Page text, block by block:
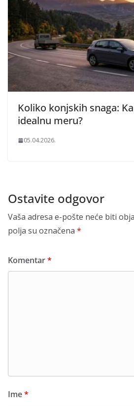
Koliko konjskih snaga:
idealnu meru?
05.04.2026.
Ostavite odgovor
Vaša adresa e-pošte neće biti
polja su označena *
Komentar*
Ime*